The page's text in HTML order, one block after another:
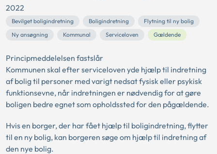
2022
Bevilget boligindretning Boligindretning
Flytning til ny bolig
Ny ansøgning
Kommunal Serviceloven Gældende
Principmeddelelsen fastslår
Kommunen skal efter serviceloven yde hjælp til indretning
af bolig til personer med varigt nedsat fysisk eller psykisk
funktionsevne, når indretningen er nødvendig for at gøre
boligen bedre egnet som opholdssted for den pågældende.
Hvis en borger, der har fået hjælp til boligindretning, flytter
til en ny bolig, kan borgeren søge om hjælp til indretning af
den nye bolig.